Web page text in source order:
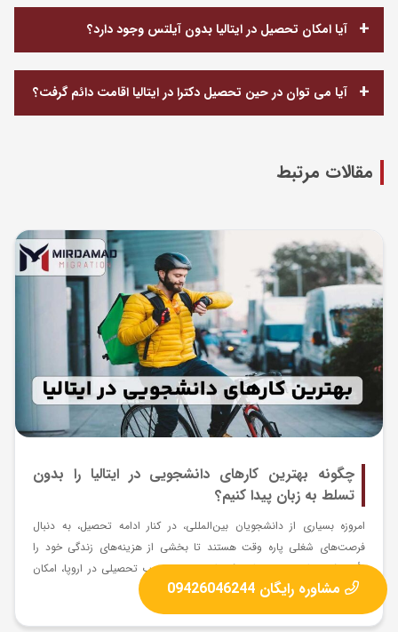
آیا امکان تحصیل در ایتالیا بدون آیلتس وجود دارد؟
آیا می توان در حین تحصیل دکترا در ایتالیا اقامت دائم گرفت؟
مقالات مرتبط
چگونه بهترین کارهای دانشجویی در ایتالیا را بدون
تسلط به زبان پیدا کنیم؟
امروزه بسیاری از دانشجویان بین‌المللی، در کنار ادامه تحصیل، به دنبال
فرصت‌های شغلی پاره‌ وقت هستند تا بخشی از هزینه‌های زندگی خود را
تأمین کنند. ایتالیا به عنوان یکی از مقاصد محبوب تحصیلی در اروپا، امکان
انجام برخی از بهترین...
مشاوره رایگان 09426046244